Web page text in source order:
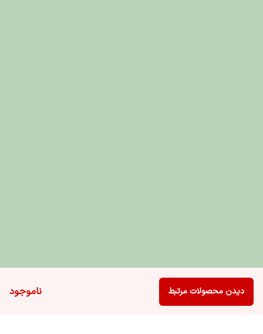
ناموجود دیدن محصولات مرتبط